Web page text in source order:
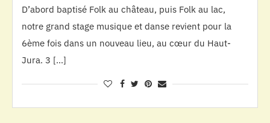
D’abord baptisé Folk au château, puis Folk au lac,
notre grand stage musique et danse revient pour la
6ème fois dans un nouveau lieu, au cœur du Haut-
Jura. 3 […]